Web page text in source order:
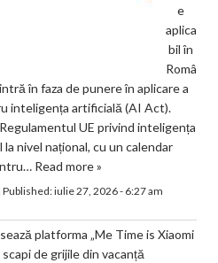
e
aplica
bil în
Româ
în faza de punere în aplicare a
inteligența artificială (AI Act).
UE privind inteligența
nivel național, cu un calendar
Read more »
Published:iulie 27, 2026 - 6:27 am
platforma „Me Time is Xiaomi
de grijile din vacanță